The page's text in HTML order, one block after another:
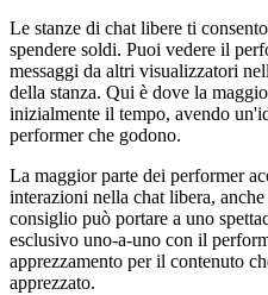
Le stanze di chat libere ti
spendere soldi. Puoi vedere il
messaggi da altri visualizzatori
della stanza. Qui è dove la
inizialmente il tempo, avendo
performer che godono.
La maggior parte dei performer
interazioni nella chat libera,
consiglio può portare a uno
esclusivo uno-a-uno con il
apprezzamento per il contenuto
apprezzato.